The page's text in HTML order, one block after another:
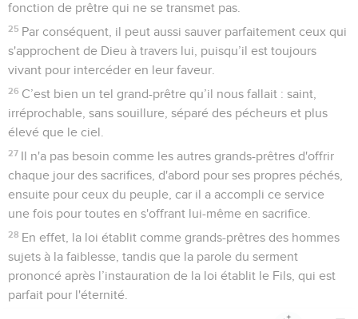
fonction de prêtre qui ne se transmet pas.
25 Par conséquent, il peut aussi sauver parfaitement ceux qui
s'approchent de Dieu à travers lui, puisqu’il est toujours
vivant pour intercéder en leur faveur.
26 C’est bien un tel grand-prêtre qu’il nous fallait : saint,
irréprochable, sans souillure, séparé des pécheurs et plus
élevé que le ciel.
27 Il n'a pas besoin comme les autres grands-prêtres d'offrir
chaque jour des sacrifices, d'abord pour ses propres péchés,
ensuite pour ceux du peuple, car il a accompli ce service
une fois pour toutes en s'offrant lui-même en sacrifice.
28 En effet, la loi établit comme grands-prêtres des hommes
sujets à la faiblesse, tandis que la parole du serment
prononcé après l’instauration de la loi établit le Fils, qui est
parfait pour l'éternité.